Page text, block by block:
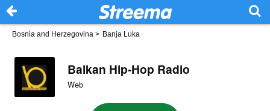
Bosnia and Herzegovina > Banja Luka
Balkan Hip-Hop Radio
Web